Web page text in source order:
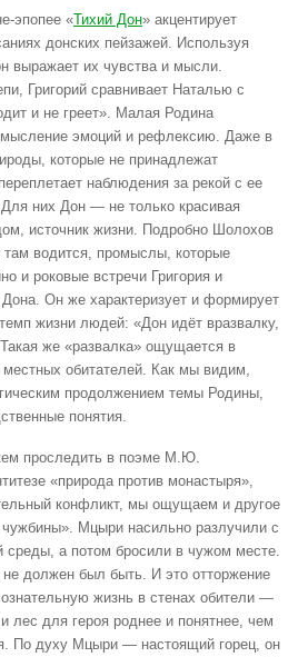
эпопее «Тихий Дон» акцентирует
донских пейзажей. Используя
выражает их чувства и мысли.
Григорий сравнивает Наталью с
и не греет». Малая Родина
эмоций и рефлексию. Даже в
которые не принадлежат
наблюдения за рекой с ее
них Дон — не только красивая
источник жизни. Подробно Шолохов
там водится, промыслы, которые
и роковые встречи Григория и
Он же характеризует и формирует
жизни людей: «Дон идёт вразвалку,
же «развалка» ощущается в
обитателей. Как мы видим,
продолжением темы Родины,
понятия.
проследить в поэме М.Ю.
«природа против монастыря»,
конфликт, мы ощущаем и другое
чужбины». Мцыри насильно разлучили с
среды, а потом бросили в чужом месте.
не должен был быть. И это отторжение
жизнь в стенах обители —
лес для героя роднее и понятнее, чем
По духу Мцыри — настоящий горец, он